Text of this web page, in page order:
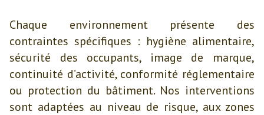
Chaque environnement présente des
contraintes spécifiques : hygiène alimentaire,
sécurité des occupants, image de marque,
continuité d’activité, conformité réglementaire
ou protection du bâtiment. Nos interventions
sont adaptées au niveau de risque, aux zones